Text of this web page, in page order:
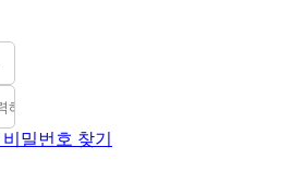
비밀번호 찾기